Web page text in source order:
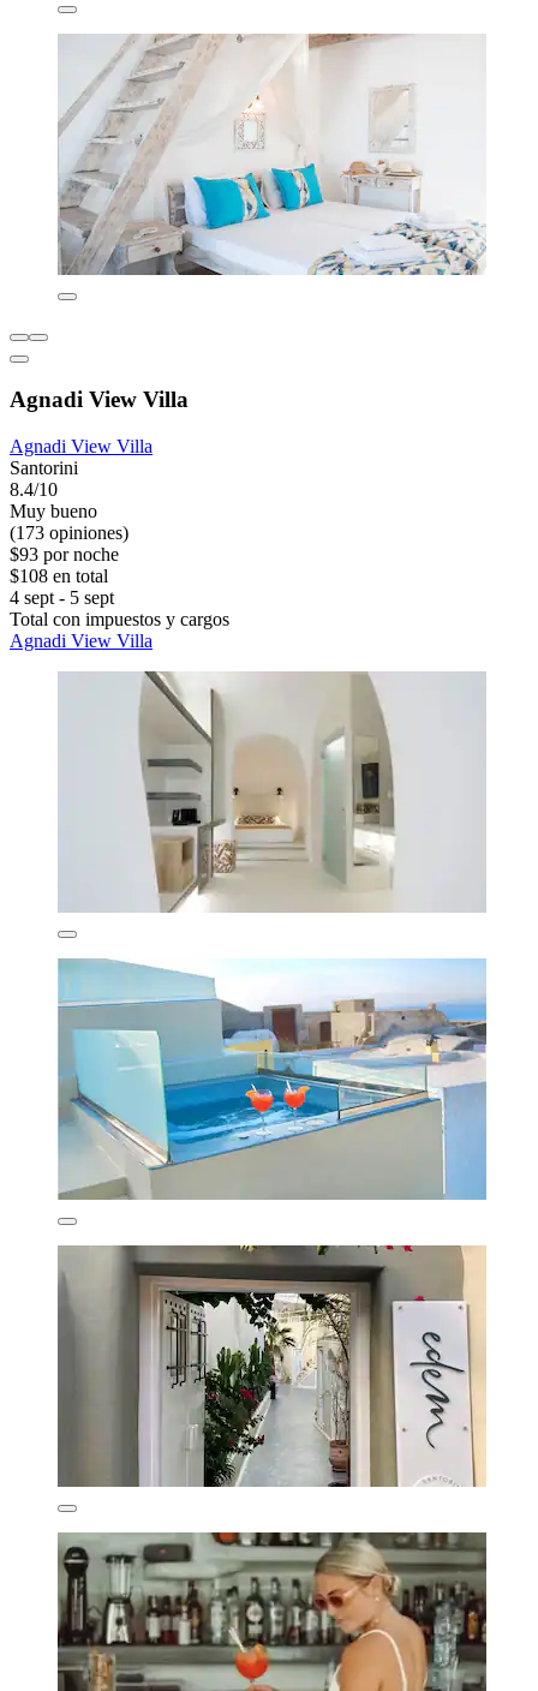
Agnadi View Villa
Agnadi View Villa
Santorini
8.4/10
Muy bueno
(173 opiniones)
$93 por noche
$108 en total
4 sept - 5 sept
Total con impuestos y cargos
Agnadi View Villa